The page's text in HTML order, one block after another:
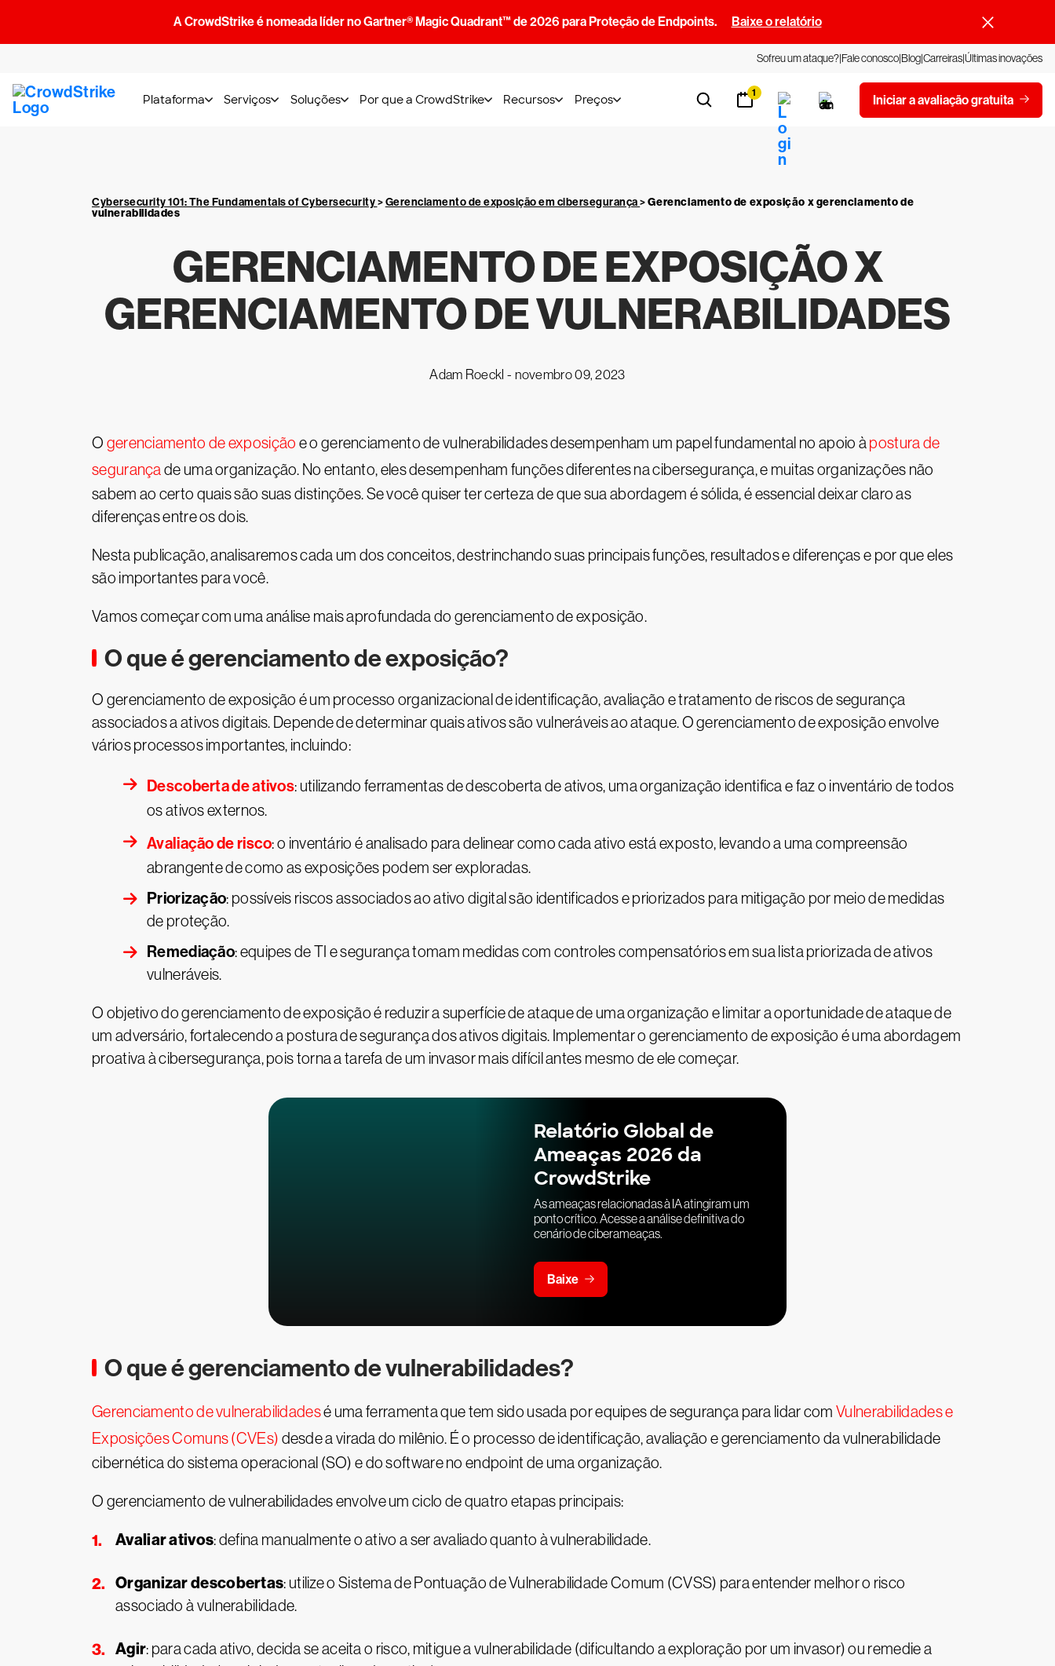
A CrowdStrike é nomeada líder no Gartner® Magic Quadrant™ de 2026 para Proteção de Endpoints. Baixe o relatório
Sofreu um ataque?Fale conoscoBlogCarreirasÚltimas inovações
Plataforma Serviços Soluções Por que a CrowdStrike Recursos Preços 1 Iniciar a avaliação gratuita
Cybersecurity 101: The Fundamentals of Cybersecurity>Gerenciamento de exposição em cibersegurança>Gerenciamento de exposição x gerenciamento de
vulnerabilidades
GERENCIAMENTO DE EXPOSIÇÃO X
GERENCIAMENTO DE VULNERABILIDADES
Adam Roeckl - novembro 09, 2023
O gerenciamento de exposição e o gerenciamento de vulnerabilidades desempenham um papel fundamental no apoio à postura de
segurança de uma organização. No entanto, eles desempenham funções diferentes na cibersegurança, e muitas organizações não
sabem ao certo quais são suas distinções. Se você quiser ter certeza de que sua abordagem é sólida, é essencial deixar claro as
diferenças entre os dois.
Nesta publicação, analisaremos cada um dos conceitos, destrinchando suas principais funções, resultados e diferenças e por que eles
são importantes para você.
Vamos começar com uma análise mais aprofundada do gerenciamento de exposição.
O que é gerenciamento de exposição?
O gerenciamento de exposição é um processo organizacional de identificação, avaliação e tratamento de riscos de segurança
associados a ativos digitais. Depende de determinar quais ativos são vulneráveis ao ataque. O gerenciamento de exposição envolve
vários processos importantes, incluindo:
Descoberta de ativos: utilizando ferramentas de descoberta de ativos, uma organização identifica e faz o inventário de todos
os ativos externos.
Avaliação de risco: o inventário é analisado para delinear como cada ativo está exposto, levando a uma compreensão
abrangente de como as exposições podem ser exploradas.
Priorização: possíveis riscos associados ao ativo digital são identificados e priorizados para mitigação por meio de medidas
de proteção.
Remediação: equipes de TI e segurança tomam medidas com controles compensatórios em sua lista priorizada de ativos
vulneráveis.
O objetivo do gerenciamento de exposição é reduzir a superfície de ataque de uma organização e limitar a oportunidade de ataque de
um adversário, fortalecendo a postura de segurança dos ativos digitais. Implementar o gerenciamento de exposição é uma abordagem
proativa à cibersegurança, pois torna a tarefa de um invasor mais difícil antes mesmo de ele começar.
Relatório Global de
Ameaças 2026 da
CrowdStrike
As ameaças relacionadas à IA atingiram um
ponto crítico. Acesse a análise definitiva do
cenário de ciberameaças.
Baixe
O que é gerenciamento de vulnerabilidades?
Gerenciamento de vulnerabilidadesé uma ferramenta que tem sido usada por equipes de segurança para lidar comVulnerabilidades e
Exposições Comuns (CVEs) desde a virada do milênio. É o processo de identificação, avaliação e gerenciamento da vulnerabilidade
cibernética do sistema operacional (SO) e do software no endpoint de uma organização.
O gerenciamento de vulnerabilidades envolve um ciclo de quatro etapas principais:
Avaliar ativos: defina manualmente o ativo a ser avaliado quanto à vulnerabilidade.
Organizar descobertas: utilize o Sistema de Pontuação de Vulnerabilidade Comum (CVSS) para entender melhor o risco
associado à vulnerabilidade.
Agir: para cada ativo, decida se aceita o risco, mitigue a vulnerabilidade (dificultando a exploração por um invasor) ou remedie a